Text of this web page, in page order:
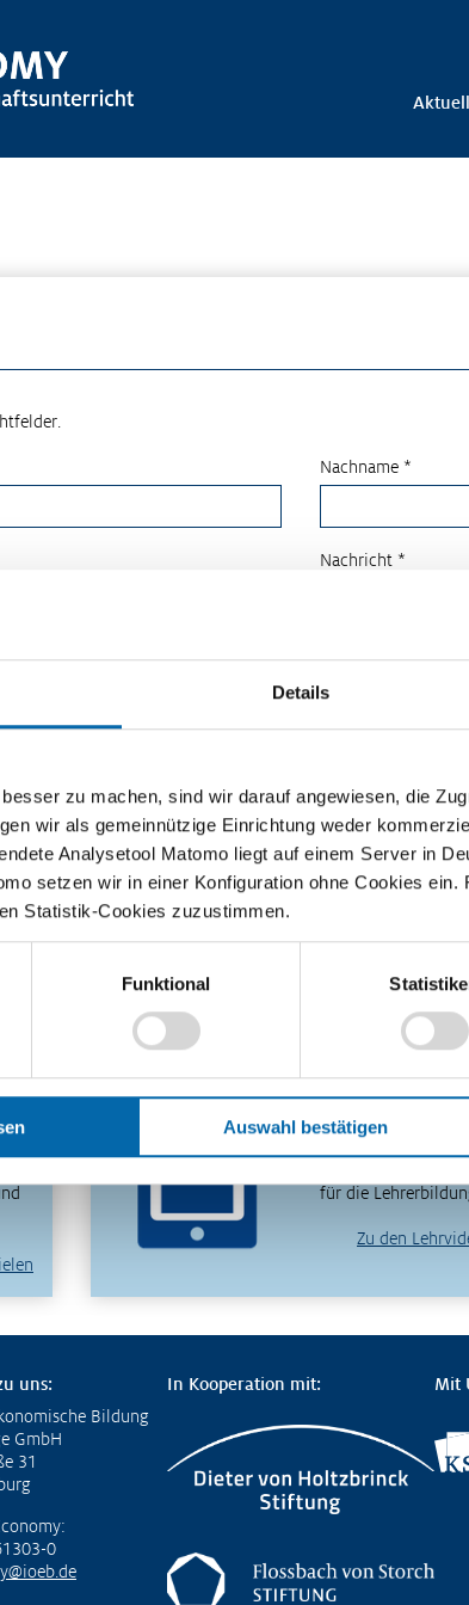
Details
zu machen, sind wir darauf angewiesen, die
wir als gemeinnützige Einrichtung weder
Analysetool Matomo liegt auf einem Server in
setzen wir in einer Konfiguration ohne Cookies ein.
Statistik-Cookies zuzustimmen.
Funktional
Auswahl bestätigen
Nachname *
Nachricht *
Sie unser
für die
Zu den
uns:
Bildung
GmbH
31
0
In Kooperation mit: Mit